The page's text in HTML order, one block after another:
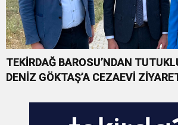
TEKİRDAĞ BAROSU’NDAN
DENİZ GÖKTAŞ’A CEZAEVİ